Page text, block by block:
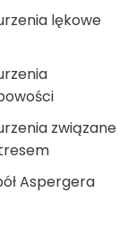
lękowe
związane
Aspergera